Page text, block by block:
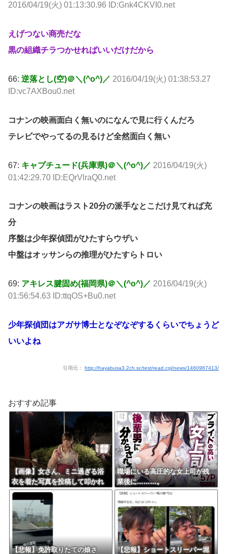
2016/04/19(火) 01:13:30.96 ID:Gnk4CKVI0.net
えげつない商売だな
黒の組織チラつかせればいいだけだから
66: 逆落とし(空)＠＼(^o^)／ 2016/04/19(火) 01:38:53.27
ID:vc7AXBou0.net
コナンの映画面白く無いのになんで見に行くんだろ
テレビでやってるの見るけど全然面白く無い
67: キャプチュード(兵庫県)＠＼(^o^)／ 2016/04/19(火)
01:42:29.70 ID:EQrVlraQ0.net
コナンの映画はラスト20分の派手なとこだけ見てれば充
分
序盤は少年探偵団がひたすらウザい
中盤はオッサンらの推理がひたすらトロい
69: アキレス腱固め(福岡県)＠＼(^o^)／ 2016/04/19(火)
01:56:54.63 ID:ttqOS+Bu0.net
少年探偵団はアガサ博士となぞなぞするくらいでちょうど
いいよね
引用元： http://hayabusa3.2ch.sc/test/read.cgi/news/1460967413/
おすすめ記事
【画像】女さん、ミニ過ぎる浴
衣を着た写真を投稿して叩かれ
るｗｗｗｗ
職場にいる高圧的な女上司が残
業後に………。
【悲報】免許取りたての娘さ
【悲報】ショートスリーパー堀